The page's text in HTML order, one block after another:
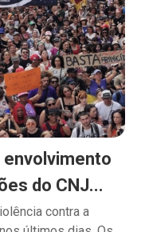
envolvimento
do CNJ...
contra a